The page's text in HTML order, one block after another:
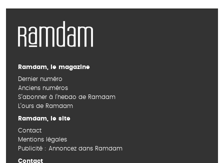
Ramdam, le magazine
Dernier numéro
Anciens numéros
S’abonner à l’hebdo de Ramdam
L’ours de Ramdam
Ramdam, le site
Contact
Mentions légales
Publicité : Annoncez dans Ramdam
Contact